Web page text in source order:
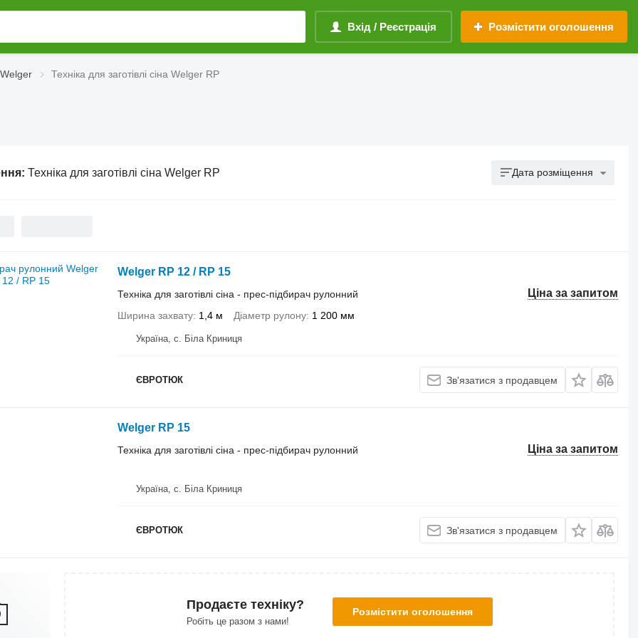
Вхід / Реєстрація Розмістити оголошення
Welger Техніка для заготівлі сіна Welger RP
Техніка для заготівлі сіна Welger RP Дата розміщення
Welger RP 12 / RP 15
Ціна за запитом
Техніка для заготівлі сіна - прес-підбирач рулонний
Ширина захвату 1,4 м Діаметр рулону 1 200 мм
Україна, с. Біла Криниця
ЄВРОТЮК Зв'язатися з продавцем
Welger RP 15
Ціна за запитом
Техніка для заготівлі сіна - прес-підбирач рулонний
Україна, с. Біла Криниця
ЄВРОТЮК Зв'язатися з продавцем
Продаєте техніку?
Робіть це разом з нами!
Розмістити оголошення